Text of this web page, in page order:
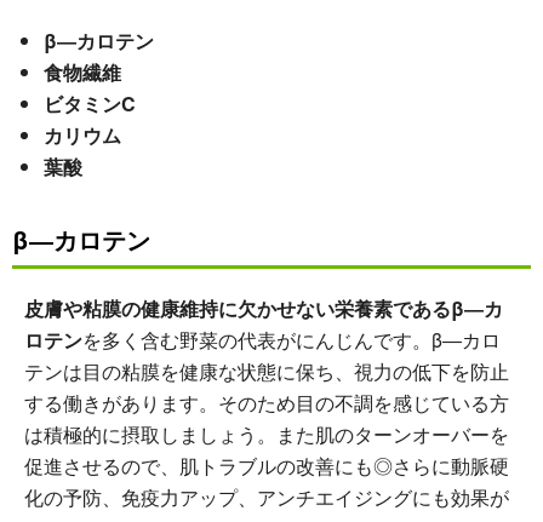
β―カロテン
食物繊維
ビタミンC
カリウム
葉酸
β―カロテン
皮膚や粘膜の健康維持に欠かせない栄養素であるβ―カ
ロテンを多く含む野菜の代表がにんじんです。β―カロ
テンは目の粘膜を健康な状態に保ち、視力の低下を防止
する働きがあります。そのため目の不調を感じている方
は積極的に摂取しましょう。また肌のターンオーバーを
促進させるので、肌トラブルの改善にも◎さらに動脈硬
化の予防、免疫力アップ、アンチエイジングにも効果が